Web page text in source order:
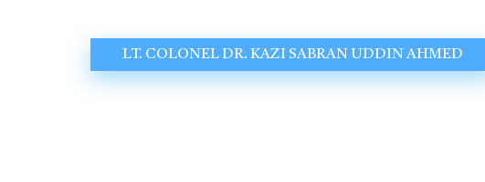
LT. COLONEL DR. KAZI SABRAN UDDIN AHMED